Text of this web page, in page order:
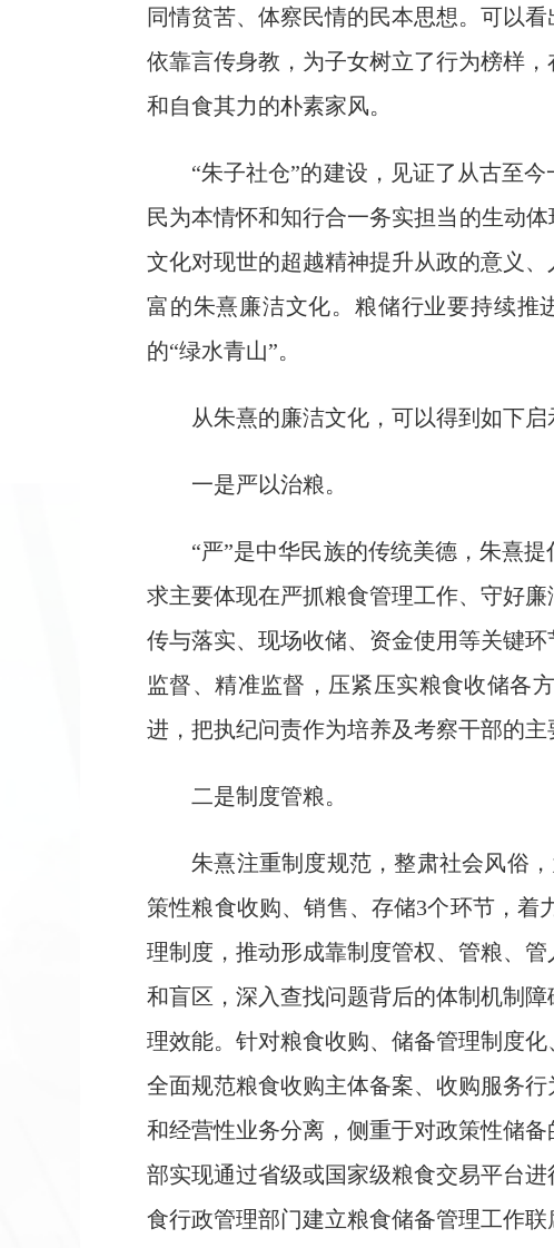
同情贫苦、体察民情的民本思想。可以
依靠言传身教，为子女树立了行为榜样
和自食其力的朴素家风。
“朱子社仓”的建设，见证了从古至
民为本情怀和知行合一务实担当的生动
文化对现世的超越精神提升从政的意义
富的朱熹廉洁文化。粮储行业要持续推
的“绿水青山”。
从朱熹的廉洁文化，可以得到如下启
一是严以治粮。
“严”是中华民族的传统美德，朱熹
求主要体现在严抓粮食管理工作、守好
传与落实、现场收储、资金使用等关键
监督、精准监督，压紧压实粮食收储各
进，把执纪问责作为培养及考察干部的
二是制度管粮。
朱熹注重制度规范，整肃社会风俗
策性粮食收购、销售、存储3个环节，
理制度，推动形成靠制度管权、管粮、
和盲区，深入查找问题背后的体制机制
理效能。针对粮食收购、储备管理制度
全面规范粮食收购主体备案、收购服务
和经营性业务分离，侧重于对政策性储
部实现通过省级或国家级粮食交易平台
食行政管理部门建立粮食储备管理工作